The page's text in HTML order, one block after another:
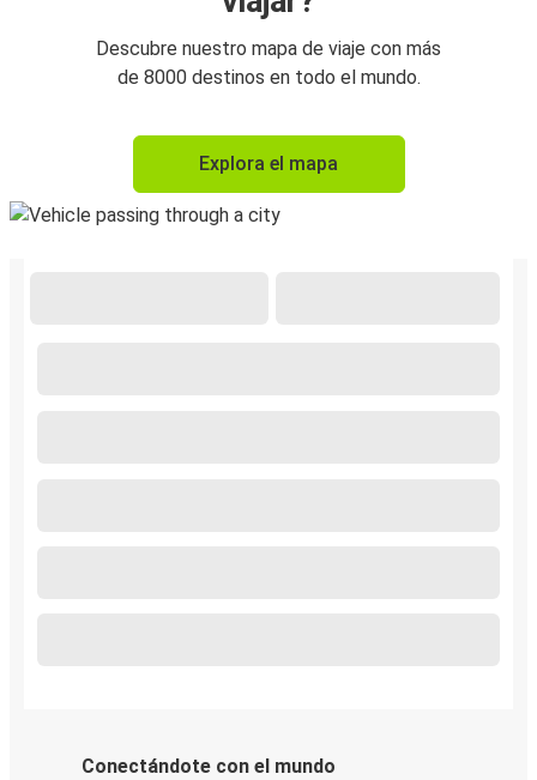
Descubre nuestro mapa de viaje con más
de 8000 destinos en todo el mundo.
Explora el mapa
Conectándote con el mundo